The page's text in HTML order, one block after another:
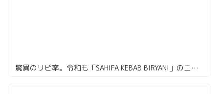
驚異のリピ率。令和も「SAHIFA KEBAB BIRYANI」のニハリセット